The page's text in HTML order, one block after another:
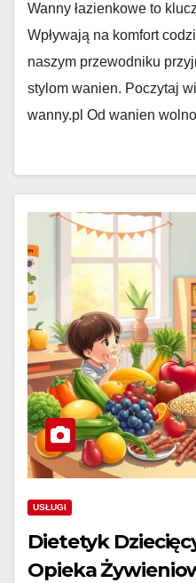
Wanny łazienkowe to
Wpływają na komfort
naszym przewodniku
stylom wanien. Poczytaj
wanny.pl Od wanien
USŁUGI
Dietetyk
Opieka